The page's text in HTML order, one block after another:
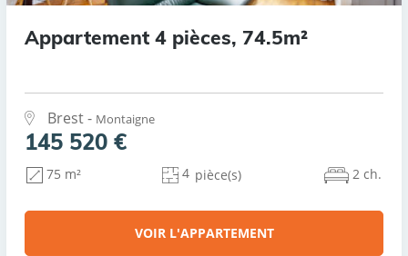
Appartement 4 pièces, 74.5m²
Brest - Montaigne
145 520 €
75 m² 4 pièce(s) 2 ch.
VOIR L'APPARTEMENT